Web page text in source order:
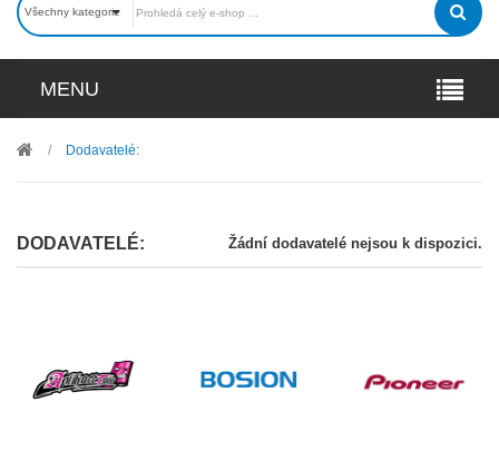
Všechny kategorie
MENU
/ Dodavatelé:
DODAVATELÉ: Žádní dodavatelé nejsou k dispozici.